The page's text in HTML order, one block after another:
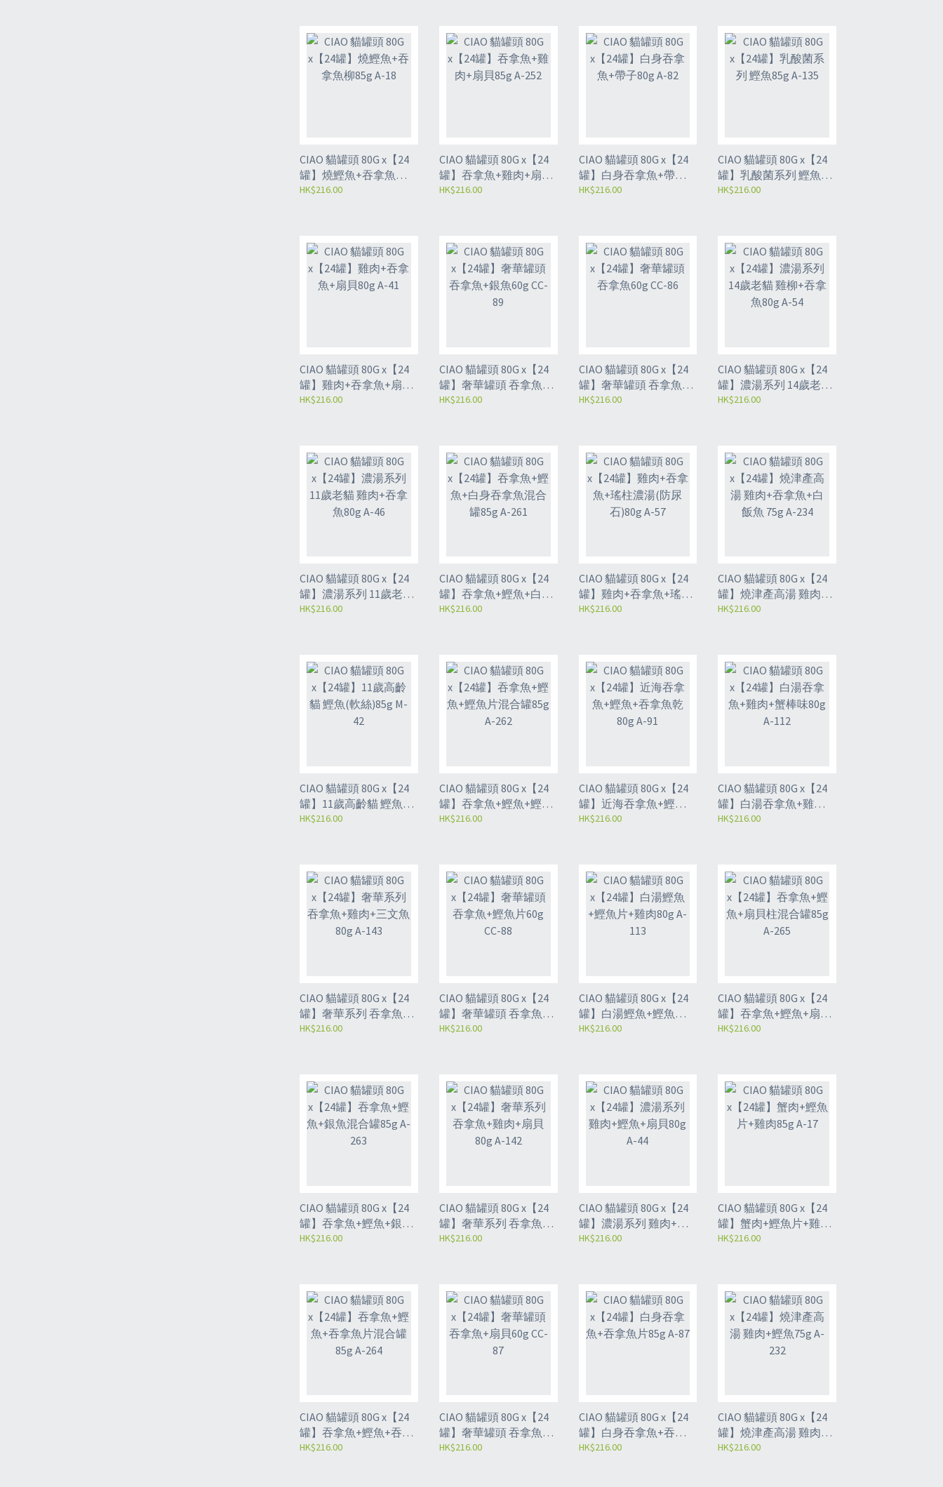
CIAO 貓罐頭 80G x【24
罐】燒鰹魚+吞拿魚柳
85g A-18
HK$216.00
CIAO 貓罐頭 80G x【24
罐】吞拿魚+雞肉+扇貝
85g A-252
HK$216.00
CIAO 貓罐頭 80G x【24
罐】白身吞拿魚+帶子
80g A-82
HK$216.00
CIAO 貓罐頭 80G x【24
罐】乳酸菌系列 鰹魚
85g A-135
HK$216.00
CIAO 貓罐頭 80G x【24
罐】雞肉+吞拿魚+扇貝
80g A-41
HK$216.00
CIAO 貓罐頭 80G x【24
罐】奢華罐頭 吞拿魚
+銀魚60g CC-89
HK$216.00
CIAO 貓罐頭 80G x【24
罐】奢華罐頭 吞拿魚
60g CC-86
HK$216.00
CIAO 貓罐頭 80G x【24
罐】濃湯系列 14歲老貓
雞柳+吞拿魚80g A-54
HK$216.00
CIAO 貓罐頭 80G x【24
罐】濃湯系列 11歲老貓
雞肉+吞拿魚80g A-46
HK$216.00
CIAO 貓罐頭 80G x【24
罐】吞拿魚+鰹魚+白身
吞拿魚混合罐85g A-261
HK$216.00
CIAO 貓罐頭 80G x【24
罐】雞肉+吞拿魚+瑤柱
濃湯(防尿石)80g A-57
HK$216.00
CIAO 貓罐頭 80G x【24
罐】燒津產高湯 雞肉
+吞拿魚+白飯魚 75g A-
HK$216.00
CIAO 貓罐頭 80G x【24
罐】11歲高齡貓 鰹魚
(軟絲)85g M-42
HK$216.00
CIAO 貓罐頭 80G x【24
罐】吞拿魚+鰹魚+鰹魚
片混合罐85g A-262
HK$216.00
CIAO 貓罐頭 80G x【24
罐】近海吞拿魚+鰹魚
+吞拿魚乾80g A-91
HK$216.00
CIAO 貓罐頭 80G x【24
罐】白湯吞拿魚+雞肉
+蟹棒味80g A-112
HK$216.00
CIAO 貓罐頭 80G x【24
罐】奢華系列 吞拿魚
+雞肉+三文魚80g A-143
HK$216.00
CIAO 貓罐頭 80G x【24
罐】奢華罐頭 吞拿魚
+鰹魚片60g CC-88
HK$216.00
CIAO 貓罐頭 80G x【24
罐】白湯鰹魚+鰹魚片
+雞肉80g A-113
HK$216.00
CIAO 貓罐頭 80G x【24
罐】吞拿魚+鰹魚+扇貝
柱混合罐85g A-265
HK$216.00
CIAO 貓罐頭 80G x【24
罐】吞拿魚+鰹魚+銀魚
混合罐85g A-263
HK$216.00
CIAO 貓罐頭 80G x【24
罐】奢華系列 吞拿魚
+雞肉+扇貝80g A-142
HK$216.00
CIAO 貓罐頭 80G x【24
罐】濃湯系列 雞肉+鰹
魚+扇貝80g A-44
HK$216.00
CIAO 貓罐頭 80G x【24
罐】蟹肉+鰹魚片+雞肉
85g A-17
HK$216.00
CIAO 貓罐頭 80G x【24
罐】吞拿魚+鰹魚+吞拿
魚片混合罐85g A-264
HK$216.00
CIAO 貓罐頭 80G x【24
罐】奢華罐頭 吞拿魚
+扇貝60g CC-87
HK$216.00
CIAO 貓罐頭 80G x【24
罐】白身吞拿魚+吞拿
魚片85g A-87
HK$216.00
CIAO 貓罐頭 80G x【24
罐】燒津產高湯 雞肉
+鰹魚75g A-232
HK$216.00